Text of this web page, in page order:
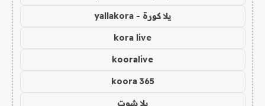
يلا كورة - yallakora
kora live
kooralive
koora 365
يلا شوت